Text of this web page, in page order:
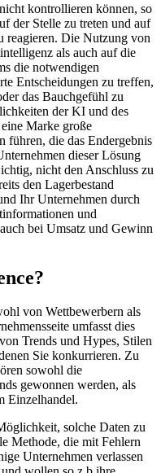
kontrollieren können, so
der Stelle zu treten und auf
reagieren. Die Nutzung von
als auch auf die
die notwendigen
Entscheidungen zu treffen,
das Bauchgefühl zu
der KI und des
Marke große
führen, die das Endergebnis
dieser Lösung
nicht den Anschluss zu
den Lagerbestand
Ihr Unternehmen durch
und
bei Umsatz und Gewinn
von Wettbewerbern als
umfasst dies
Trends und Hypes, Stilen
Sie konkurrieren. Zu
sowohl die
gewonnen werden, als
Einzelhandel.
solche Daten zu
Methode, die mit Fehlern
Unternehmen verlassen